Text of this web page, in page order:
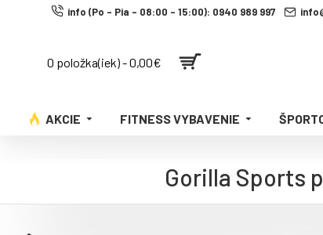
info (Po - Pia - 08:00 - 15:00): 0940 989 997
0 položka(iek) - 0,00€
AKCIE FITNESS VYBAVENIE
Gorilla Sports